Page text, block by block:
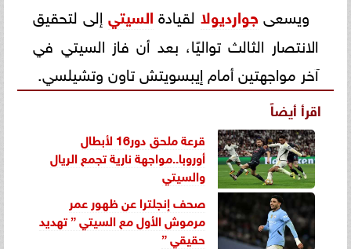
ويسعى جوارديولا لقيادة السيتي إلى لتحقيق
الانتصار الثالث تواليًا، بعد أن فاز السيتي في
آخر مواجهتين أمام إيبسويتش تاون وتشيلسي.
اقرأ أيضاً
قرعة ملحق دور16 لأبطال
أوروبا..مواجهة نارية تجمع الريال
والسيتي
صحف إنجلترا عن ظهور عمر
مرموش الأول مع السيتي ” تهديد
حقيقي ”